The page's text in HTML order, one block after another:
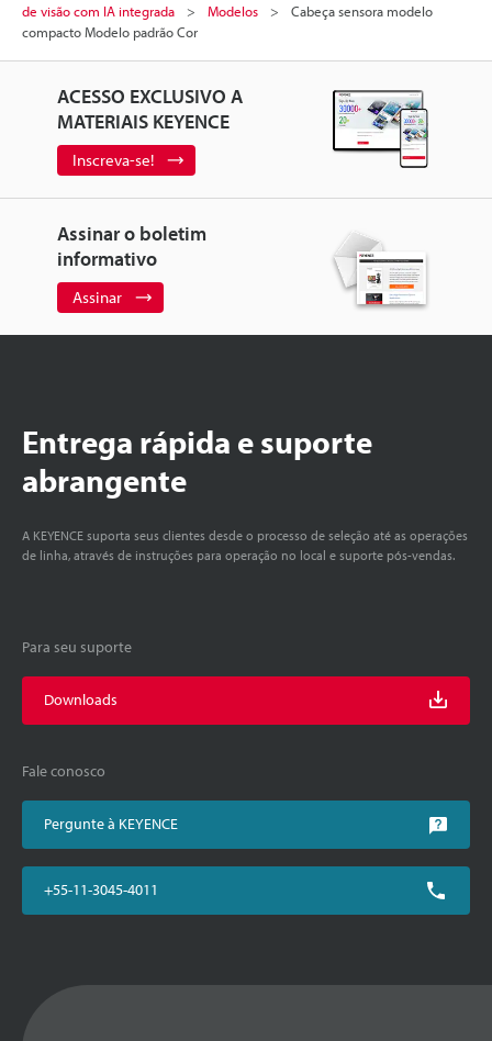
de visão com IA integrada
Modelos
Cabeça sensora modelo
compacto Modelo padrão Cor
ACESSO EXCLUSIVO A
MATERIAIS KEYENCE
Inscreva-se!
Assinar o boletim
informativo
Assinar
Entrega rápida e suporte
abrangente
A KEYENCE suporta seus clientes desde o processo de seleção até as operações
de linha, através de instruções para operação no local e suporte pós-vendas.
Para seu suporte
Downloads
Fale conosco
Pergunte à KEYENCE
+55-11-3045-4011